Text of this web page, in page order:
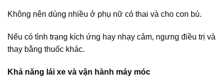
Không nên dùng nhiều ở phụ nữ có thai và cho con bú.
Nếu có tình trạng kích ứng hay nhạy cảm, ngưng điều trị và
thay bằng thuốc khác.
Khả năng lái xe và vận hành máy móc